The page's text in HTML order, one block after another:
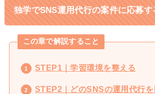
独学でSNS運用代行の案件に応募す
この章で解説すること
STEP1｜学習環境を整える
STEP2｜どのSNSの運用代行